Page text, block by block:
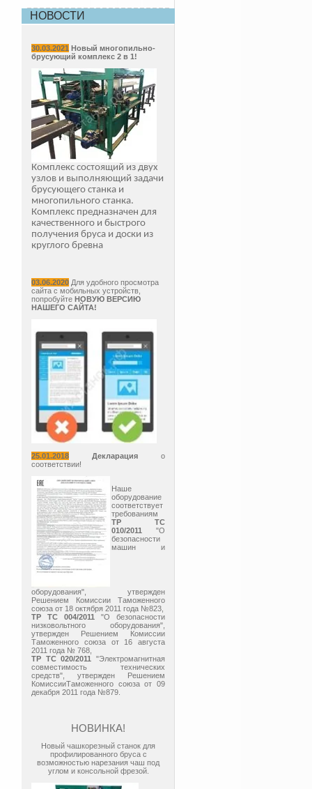
НОВОСТИ
30.03.2021 Новый многопильно-
брусующий комплекс 2 в 1!
Комплекс состоящий из двух
узлов и выполняющий задачи
брусующего станка и
многопильного станка.
Комплекс предназначен для
качественного и быстрого
получения бруса и доски из
круглого бревна
03.06.2020 Для удобного просмотра
сайта с мобильных устройств,
попробуйте НОВУЮ ВЕРСИЮ
НАШЕГО САЙТА!
25.01.2018 Декларация о
соответствии!
Наше
оборудование
соответствует
требованиям
ТР ТС
010/2011 "О
безопасности
машин и
оборудования", утвержден
Решением Комиссии Таможенного
союза от 18 октября 2011 года №823,
ТР ТС 004/2011 "О безопасности
низковольтного оборудования",
утвержден Решением Комиссии
Таможенного союза от 16 августа
2011 года № 768,
ТР ТС 020/2011
"Электромагнитная
совместимость технических
средств", утвержден Решением
КомиссииТаможенного союза от 09
декабря 2011 года №879.
НОВИНКА!
Новый чашкорезный станок для
профилированного бруса с
возможностью нарезания чаш под
углом и консольной фрезой.